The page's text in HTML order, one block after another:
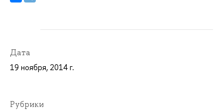
Дата
19 ноября, 2014 г.
Рубрики